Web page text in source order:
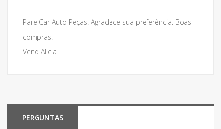
Pare Car Auto Peças. Agradece sua preferência. Boas
compras!
Vend Alicia
PERGUNTAS